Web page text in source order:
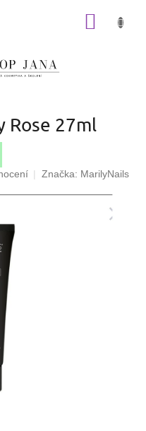
Rose 27ml
Značka: MarilyNails